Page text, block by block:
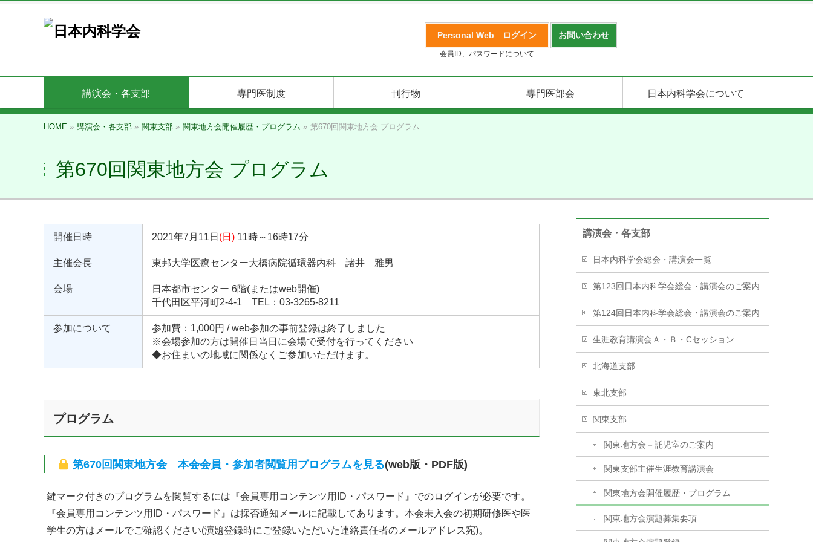
お問い合わせ
Personal Web ログイン
会員ID、パスワードについて
講演会・各支部 専門医制度 刊行物 専門医部会 日本内科学会について
HOME » 講演会・各支部 » 関東支部 » 関東地方会開催履歴・プログラム » 第670回関東地方会 プログラム
第670回関東地方会 プログラム
開催日時 2021年7月11日 (日) 11時～16時17分
主催会長 東邦大学医療センター大橋病院循環器内科 諸井 雅男
会場
日本都市センター 6階(またはweb開催)
千代田区平河町2-4-1 TEL：03-3265-8211
参加について
参加費：1,000円 / web参加の事前登録は終了しました
※会場参加の方は開催日当日に会場で受付を行ってください
◆お住まいの地域に関係なくご参加いただけます。
プログラム
第670回関東地方会 本会会員・参加者閲覧用プログラムを見る(web版・PDF版)
鍵マーク付きのプログラムを閲覧するには『会員専用コンテンツ用ID・パスワード』でのログインが必要です。
『会員専用コンテンツ用ID・パスワード』は採否通知メールに記載してあります。本会未入会の初期研修医や医
学生の方はメールでご確認ください(演題登録時にご登録いただいた連絡責任者のメールアドレス宛)。
講演会・各支部
日本内科学会総会・講演会一覧
第123回日本内科学会総会・講演会のご案内
第124回日本内科学会総会・講演会のご案内
生涯教育講演会Ａ・Ｂ・Cセッション
北海道支部
東北支部
関東支部
関東地方会－託児室のご案内
関東支部主催生涯教育講演会
関東地方会開催履歴・プログラム
関東地方会演題募集要項